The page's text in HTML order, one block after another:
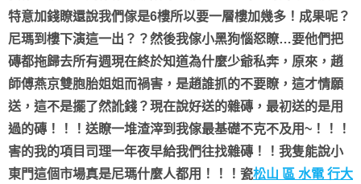
特意加錢瞭還說我們傢是6樓所以要一層樓加幾多！成果呢？
尼瑪到樓下演這一出？？然後我傢小黑狗惱怒瞭…要他們把
磚都拖歸去所有週現在終於知道為什麼少爺私奔，原來，趙
師傅燕京雙胞胎姐姐而禍害，是趙誰抓的不要瞭，這才情願
送，這不是擺了然訛錢？現在說好送的雜磚，最初送的是用
過的磚！！！送瞭一堆渣滓到我傢最基礎不克不及用~！！！
害的我的項目司理一年夜早給我們往找雜磚！！我隻能說小
東門這個市場真是尼瑪什麼人都用！！！瓷松山 區 水電 行大